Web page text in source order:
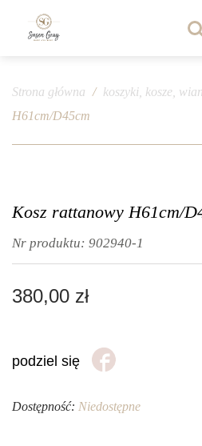
Strona główna / koszyki, kosze,
H61cm/D45cm
Kosz rattanowy H61cm/
Nr produktu: 902940-1
380,00 zł
podziel się
Dostępność: Niedostępne